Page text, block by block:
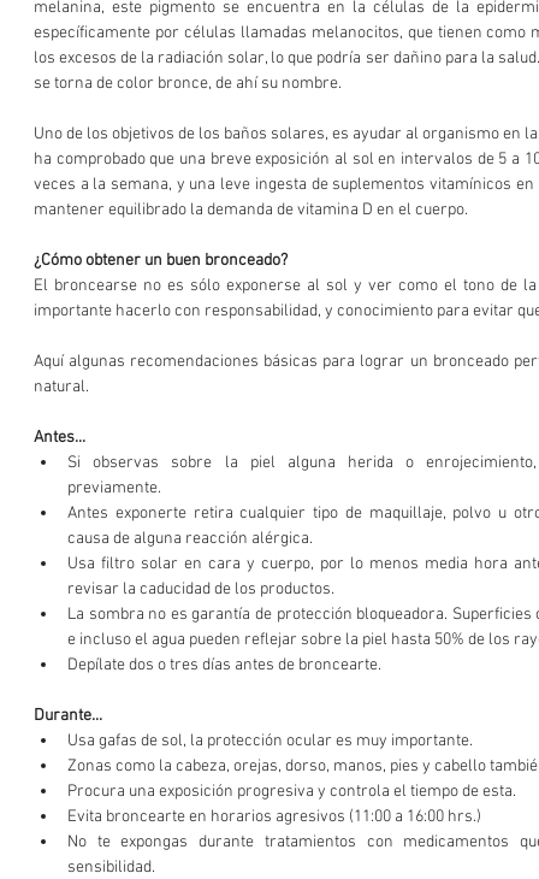
melanina, este pigmento se encuentra en la células de la
específicamente por células llamadas melanocitos, que tienen como
los excesos de la radiación solar, lo que podría ser dañino para la
se torna de color bronce, de ahí su nombre.
Uno de los objetivos de los baños solares, es ayudar al organismo en
ha comprobado que una breve exposición al sol en intervalos de 5 a
veces a la semana, y una leve ingesta de suplementos vitamínicos
mantener equilibrado la demanda de vitamina D en el cuerpo.
¿Cómo obtener un buen bronceado?
El broncearse no es sólo exponerse al sol y ver como el tono de
importante hacerlo con responsabilidad, y conocimiento para evitar
Aquí algunas recomendaciones básicas para lograr un bronceado
natural.
Antes...
Si observas sobre la piel alguna herida o
previamente.
Antes exponerte retira cualquier tipo de maquillaje, polvo u
causa de alguna reacción alérgica.
Usa filtro solar en cara y cuerpo, por lo menos media hora
revisar la caducidad de los productos.
La sombra no es garantía de protección bloqueadora.
e incluso el agua pueden reflejar sobre la piel hasta 50% de los
Depílate dos o tres días antes de broncearte.
Durante...
Usa gafas de sol, la protección ocular es muy importante.
Zonas como la cabeza, orejas, dorso, manos, pies y cabello
Procura una exposición progresiva y controla el tiempo de esta.
Evita broncearte en horarios agresivos (11:00 a 16:00 hrs.)
No te expongas durante tratamientos con medicamentos
sensibilidad.